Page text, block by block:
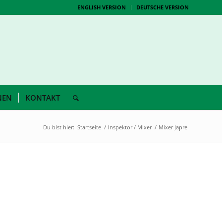
ENGLISH VERSION DEUTSCHE VERSION
KONTAKT
Du bist hier: Startseite / Inspektor / Mixer / Mixer Japre